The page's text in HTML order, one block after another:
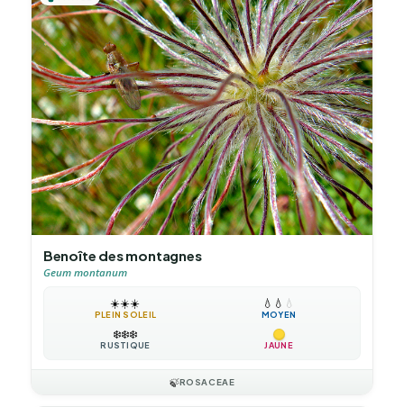
Benoîte des montagnes
Geum montanum
☀️☀️☀️
PLEIN SOLEIL
💧 💧 💧
MOYEN
❄️❄️❄️
RUSTIQUE JAUNE
🍃ROSACEAE